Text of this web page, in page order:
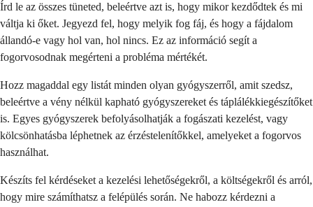
Írd le az összes tüneted, beleértve azt is, hogy mikor kezdődtek és mi
váltja ki őket. Jegyezd fel, hogy melyik fog fáj, és hogy a fájdalom
állandó-e vagy hol van, hol nincs. Ez az információ segít a
fogorvosodnak megérteni a probléma mértékét.
Hozz magaddal egy listát minden olyan gyógyszerről, amit szedsz,
beleértve a vény nélkül kapható gyógyszereket és táplálékkiegészítőket
is. Egyes gyógyszerek befolyásolhatják a fogászati kezelést, vagy
kölcsönhatásba léphetnek az érzéstelenítőkkel, amelyeket a fogorvos
használhat.
Készíts fel kérdéseket a kezelési lehetőségekről, a költségekről és arról,
hogy mire számíthatsz a felépülés során. Ne habozz kérdezni a